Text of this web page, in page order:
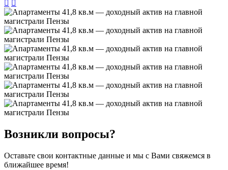
Возникли вопросы?
Оставьте свои контактные данные и мы с Вами свяжемся в
ближайшее время!